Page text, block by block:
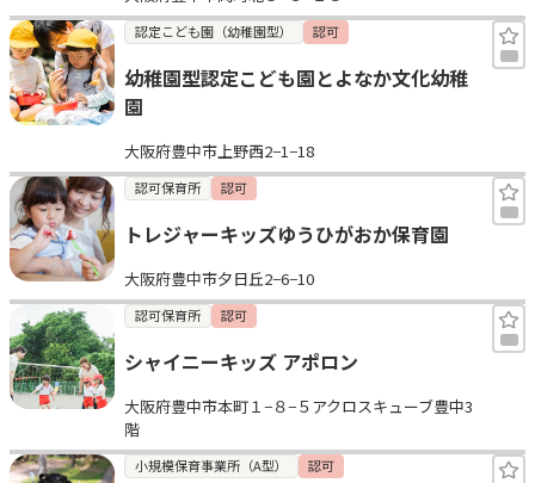
認定こども園（幼稚園型） 認可
幼稚園型認定こども園とよなか文化幼稚
園
大阪府豊中市上野西2−1−18
認可保育所 認可
トレジャーキッズゆうひがおか保育園
大阪府豊中市夕日丘2−6−10
認可保育所 認可
シャイニーキッズ アポロン
大阪府豊中市本町１−８−５アクロスキューブ豊中3
階
小規模保育事業所（A型） 認可